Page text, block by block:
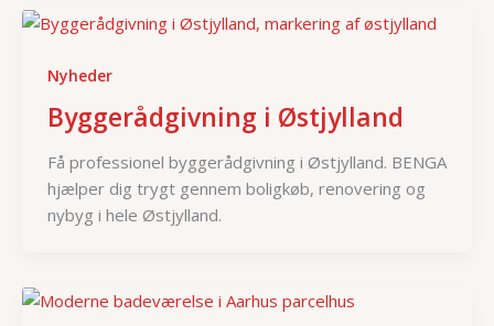
Nyheder
Byggerådgivning i Østjylland
Få professionel byggerådgivning i Østjylland. BENGA
hjælper dig trygt gennem boligkøb, renovering og
nybyg i hele Østjylland.